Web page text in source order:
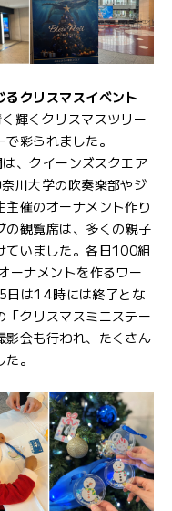
クリスマスイベント
輝くクリスマスツリー
彩られました。
、クイーンズスクエア
川大学の吹奏楽部やジ
催のオーナメント作り
の観覧席は、多くの親子
ていました。各日100組
ーナメントを作るワー
日は14時には終了とな
クリスマスミニステー
影会も行われ、たくさん
。